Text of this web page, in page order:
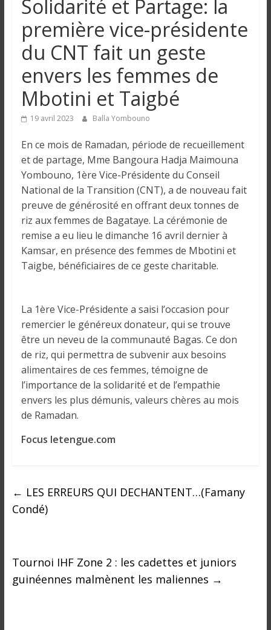
n
g
u
e
a
n
é
Solidarité et Partage: la
première vice-présidente
du CNT fait un geste
envers les femmes de
Mbotini et Taigbé
19 avril 2023 Balla Yombouno
En ce mois de Ramadan, période de recueillement
et de partage, Mme Bangoura Hadja Maimouna
Yombouno, 1ère Vice-Présidente du Conseil
National de la Transition (CNT), a de nouveau fait
preuve de générosité en offrant deux tonnes de
riz aux femmes de Bagataye. La cérémonie de
remise a eu lieu le dimanche 16 avril dernier à
Kamsar, en présence des femmes de Mbotini et
Taigbe, bénéficiaires de ce geste charitable.
La 1ère Vice-Présidente a saisi l’occasion pour
remercier le généreux donateur, qui se trouve
être un neveu de la communauté Bagas. Ce don
de riz, qui permettra de subvenir aux besoins
alimentaires de ces femmes, témoigne de
l’importance de la solidarité et de l’empathie
envers les plus démunis, valeurs chères au mois
de Ramadan.
Focus letengue.com
← LES ERREURS QUI DECHANTENT…(Famany
Condé)
Tournoi IHF Zone 2 : les cadettes et juniors
guinéennes malmènent les maliennes →